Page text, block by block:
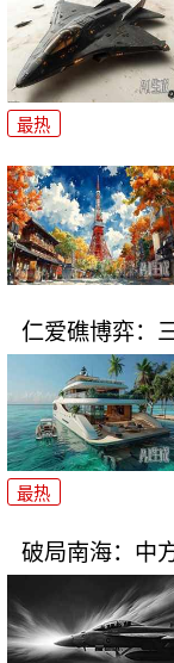
最热
仁爱礁博弈：
最热
破局南海：中